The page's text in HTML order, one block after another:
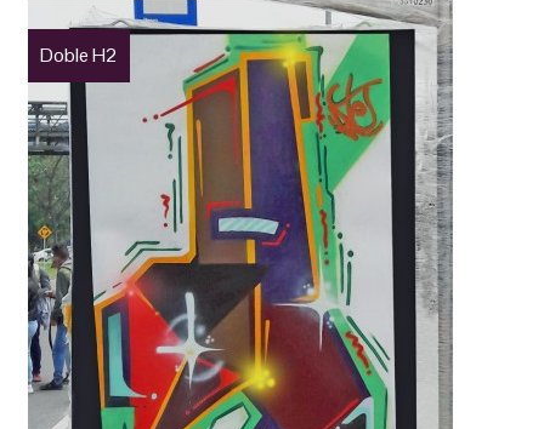
Doble H2